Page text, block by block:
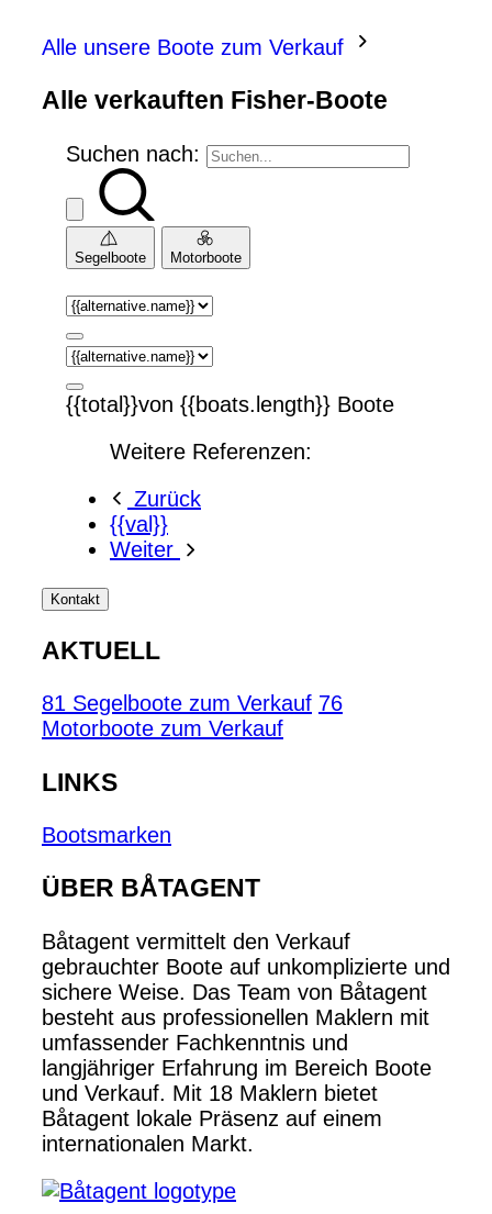
Alle unsere Boote zum Verkauf
Alle verkauften Fisher-Boote
Suchen nach:
Segelboote Motorboote
{{total}}von {{boats.length}} Boote
Weitere Referenzen:
Zurück
{{val}}
Weiter
Kontakt
AKTUELL
81 Segelboote zum Verkauf 76
Motorboote zum Verkauf
LINKS
Bootsmarken
ÜBER BÅTAGENT
Båtagent vermittelt den Verkauf
gebrauchter Boote auf unkomplizierte und
sichere Weise. Das Team von Båtagent
besteht aus professionellen Maklern mit
umfassender Fachkenntnis und
langjähriger Erfahrung im Bereich Boote
und Verkauf. Mit 18 Maklern bietet
Båtagent lokale Präsenz auf einem
internationalen Markt.